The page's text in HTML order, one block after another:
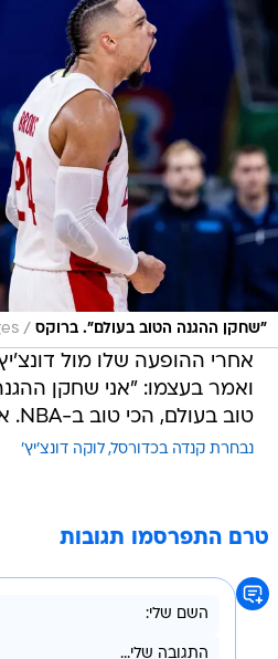
"שחקן ההגנה הטוב בעולם". ברוקס /
אחרי ההופעה שלו מול
ואמר בעצמו: "אני שחקן
טוב בעולם, הכי טוב ב-NBA. אני מוכן לסרביה".
נבחרת קנדה בכדורסל לוקה דונצ'יץ'
טרם התפרסמו תגובות